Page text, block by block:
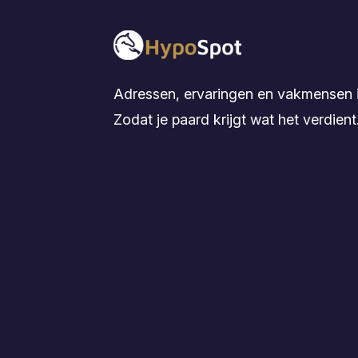
Adressen, ervaringen en vakmensen
Zodat je paard krijgt wat het verdient.